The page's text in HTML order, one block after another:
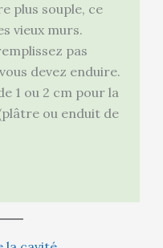
plus souple, ce
vieux murs.
pas
devez enduire.
1 ou 2 cm pour la
ou enduit de